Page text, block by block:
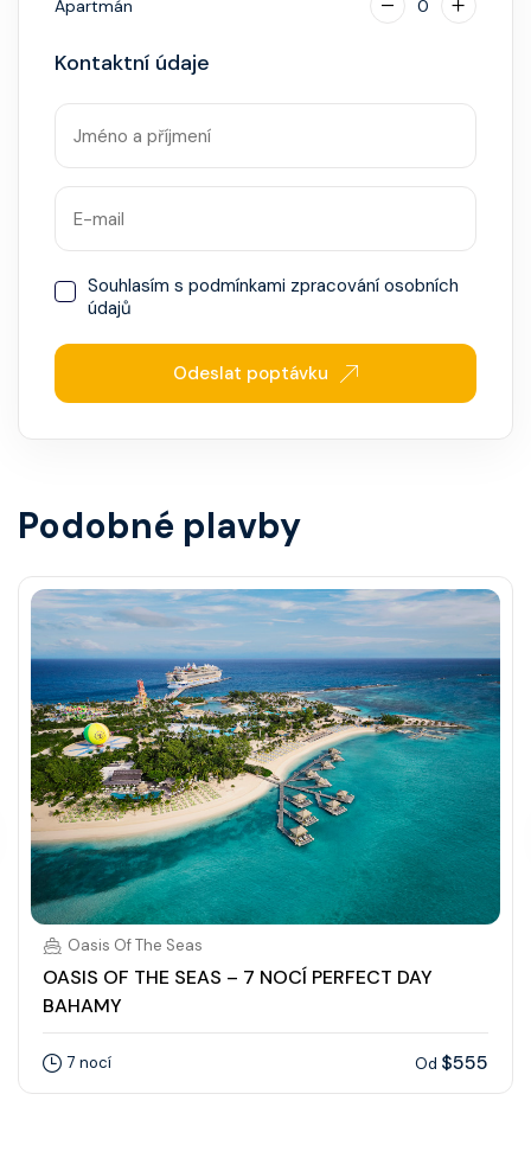
Apartmán 0
Kontaktní údaje
Souhlasím s podmínkami zpracování osobních
údajů
Odeslat poptávku
Podobné plavby
Oasis Of The Seas
OASIS OF THE SEAS – 7 NOCÍ PERFECT DAY
BAHAMY
7 nocí Od $555